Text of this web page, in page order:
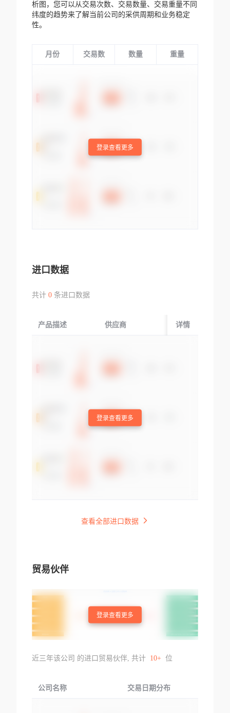
析图，您可以从交易次数、交易数量、交易重量不同
纬度的趋势来了解当前公司的采供周期和业务稳定
性。
月份 交易数 数量 重量
登录查看更多
进口数据
共计 0条进口数据
产品描述 供应商 起运国/地区
详情
登录查看更多
查看全部进口数据
贸易伙伴
登录查看更多
近三年该公司 的进口贸易伙伴, 共计 10+ 位
公司名称 交易日期分布